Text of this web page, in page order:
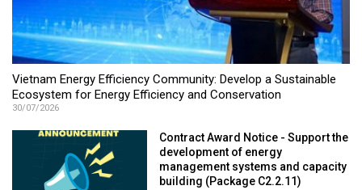
Vietnam Energy Efficiency Community: Develop a Sustainable
Ecosystem for Energy Efficiency and Conservation
30/07/2026
Contract Award Notice - Support the
development of energy
management systems and capacity
building (Package C2.2.11)